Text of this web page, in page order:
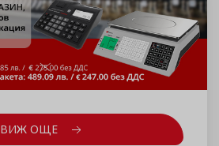
ВИЖ ОЩЕ